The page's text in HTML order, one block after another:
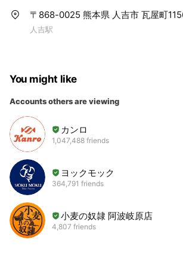
〒868-0025 熊本県 人吉市 瓦屋町
人吉駅
You might like
Accounts others are viewing
カンロ
1,047,488 friends
ヨックモック
364,791 friends
小麦の奴隷 阿波岐原店
4,807 friends